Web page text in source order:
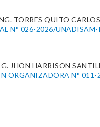
TORRES QUITO
N° 026-2026/UNADISAM-
JHON HARRISON
ORGANIZADORA N°